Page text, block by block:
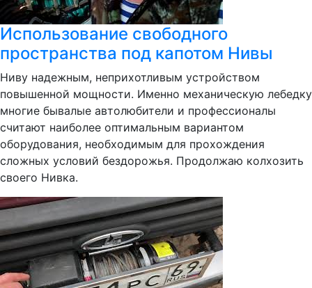
Использование свободного
пространства под капотом Нивы
Ниву надежным, неприхотливым устройством
повышенной мощности. Именно механическую лебедку
многие бывалые автолюбители и профессионалы
считают наиболее оптимальным вариантом
оборудования, необходимым для прохождения
сложных условий бездорожья. Продолжаю колхозить
своего Нивка.